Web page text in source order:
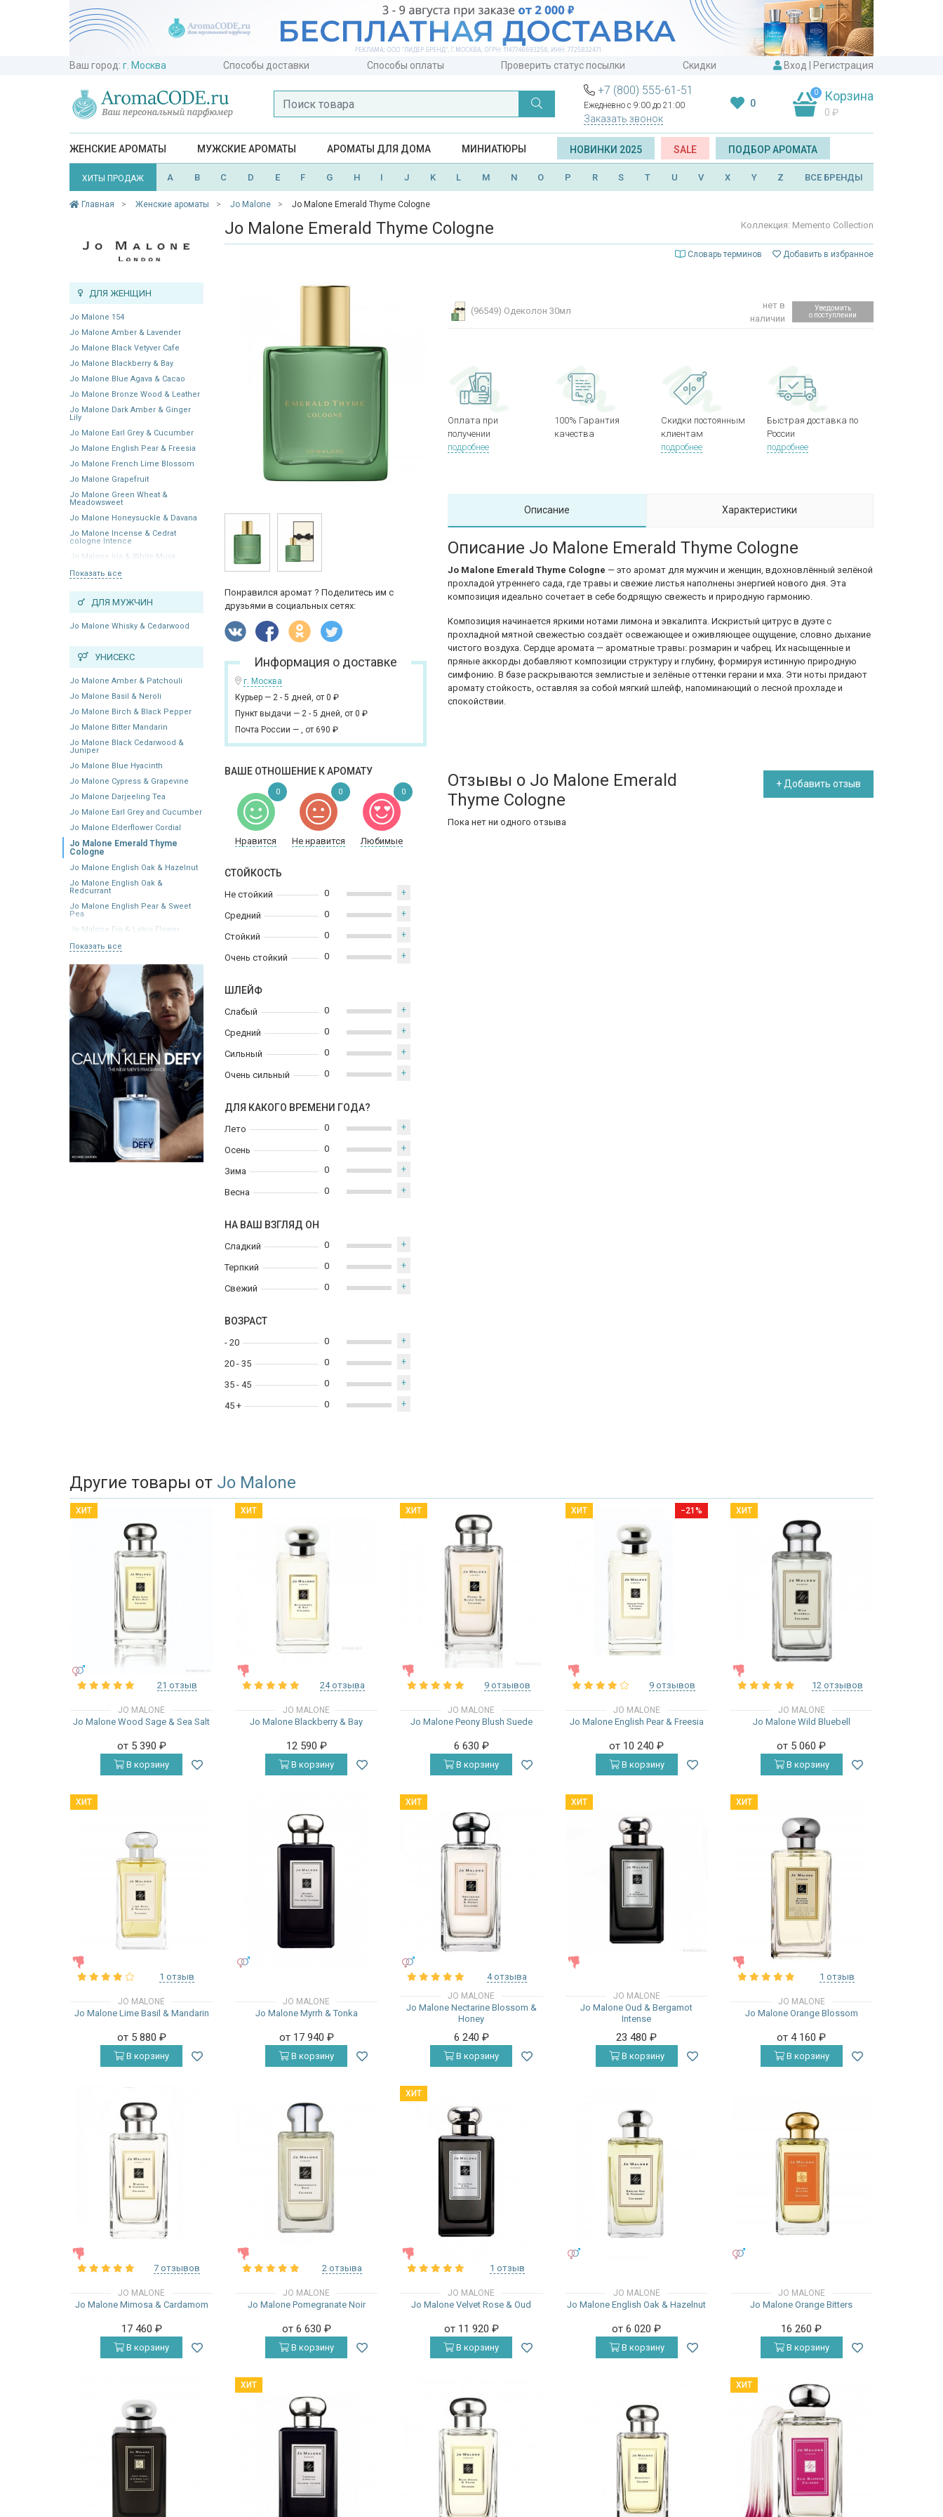
Ваш город: г. Москва Способы доставки Способы оплаты Проверить статус посылки Скидки Вход Регистрация
+7 (800) 555-61-51
Ежедневно с 9:00 до 21:00
Заказать звонок
0
0 Корзина
0 ₽
ЖЕНСКИЕ АРОМАТЫ МУЖСКИЕ АРОМАТЫ АРОМАТЫ ДЛЯ ДОМА МИНИАТЮРЫ НОВИНКИ 2025 SALE ПОДБОР АРОМАТА
ХИТЫ ПРОДАЖ A B C D E F G H I J K L M N O P R S T U V X Y Z ВСЕ БРЕНДЫ
Главная Женские ароматы Jo Malone Jo Malone Emerald Thyme Cologne
ДЛЯ ЖЕНЩИН
Jo Malone 154
Jo Malone Amber & Lavender
Jo Malone Black Vetyver Cafe
Jo Malone Blackberry & Bay
Jo Malone Blue Agava & Cacao
Jo Malone Bronze Wood & Leather
Jo Malone Dark Amber & Ginger
Lily
Jo Malone Earl Grey & Cucumber
Jo Malone English Pear & Freesia
Jo Malone French Lime Blossom
Jo Malone Grapefruit
Jo Malone Green Wheat &
Meadowsweet
Jo Malone Honeysuckle & Davana
Jo Malone Incense & Cedrat
cologne Intence
Jo Malone Iris & White Musk
Показать все
ДЛЯ МУЖЧИН
Jo Malone Whisky & Cedarwood
УНИСЕКС
Jo Malone Amber & Patchouli
Jo Malone Basil & Neroli
Jo Malone Birch & Black Pepper
Jo Malone Bitter Mandarin
Jo Malone Black Cedarwood &
Juniper
Jo Malone Blue Hyacinth
Jo Malone Cypress & Grapevine
Jo Malone Darjeeling Tea
Jo Malone Earl Grey and Cucumber
Jo Malone Elderflower Cordial
Jo Malone Emerald Thyme
Cologne
Jo Malone English Oak & Hazelnut
Jo Malone English Oak &
Redcurrant
Jo Malone English Pear & Sweet
Pea
Jo Malone Fig & Lotus Flower
Показать все
Коллекция: Memento Collection
Jo Malone Emerald Thyme Cologne
Словарь терминов Добавить в избранное
Понравился аромат ? Поделитесь им с
друзьями в социальных сетях:
Информация о доставке
г. Москва
Курьер — 2 - 5 дней, от 0 ₽
Пункт выдачи — 2 - 5 дней, от 0 ₽
Почта России — , от 690 ₽
ВАШЕ ОТНОШЕНИЕ К АРОМАТУ
Нравится Не нравится Любимые
0 0 0
СТОЙКОСТЬ
Не стойкий
Средний
Стойкий
Очень стойкий
0 +
0 +
0 +
0 +
ШЛЕЙФ
Слабый
Средний
Сильный
Очень сильный
0 +
0 +
0 +
0 +
ДЛЯ КАКОГО ВРЕМЕНИ ГОДА?
Лето
Осень
Зима
Весна
0 +
0 +
0 +
0 +
НА ВАШ ВЗГЛЯД ОН
Сладкий
Терпкий
Свежий
0 +
0 +
0 +
ВОЗРАСТ
- 20
20 - 35
35 - 45
45 +
0 +
0 +
0 +
0 +
(96549) Одеколон 30мл
нет в
наличии
Уведомить
о поступлении
Оплата при
получении
подробнее
100% Гарантия
качества
Скидки постоянным
клиентам
подробнее
Быстрая доставка по
России
подробнее
Описание Характеристики
Описание Jo Malone Emerald Thyme Cologne
Jo Malone Emerald Thyme Cologne — это аромат для мужчин и женщин, вдохновлённый зелёной
прохладой утреннего сада, где травы и свежие листья наполнены энергией нового дня. Эта
композиция идеально сочетает в себе бодрящую свежесть и природную гармонию.
Композиция начинается яркими нотами лимона и эвкалипта. Искристый цитрус в дуэте с
прохладной мятной свежестью создаёт освежающее и оживляющее ощущение, словно дыхание
чистого воздуха. Сердце аромата — ароматные травы: розмарин и чабрец. Их насыщенные и
пряные аккорды добавляют композиции структуру и глубину, формируя истинную природную
симфонию. В базе раскрываются землистые и зелёные оттенки герани и мха. Эти ноты придают
аромату стойкость, оставляя за собой мягкий шлейф, напоминающий о лесной прохладе и
спокойствии.
Отзывы о Jo Malone Emerald
Thyme Cologne
+ Добавить отзыв
Пока нет ни одного отзыва
Другие товары от Jo Malone
ХИТ
21 отзыв
JO MALONE
Jo Malone Wood Sage & Sea Salt
от 5 390 ₽
В корзину
ХИТ
24 отзыва
JO MALONE
Jo Malone Blackberry & Bay
12 590 ₽
В корзину
ХИТ
ЖЕНСКИЕ
9 отзывов
JO MALONE
Jo Malone Peony Blush Suede
6 630 ₽
В корзину
−21%
ХИТ
9 отзывов
JO MALONE
Jo Malone English Pear & Freesia
от 10 240₽
В корзину
ХИТ
12 отзывов
JO MALONE
Jo Malone Wild Bluebell
от 5 060₽
В корзину
ХИТ
1 отзыв
JO MALONE
Jo Malone Lime Basil & Mandarin
от 5 880 ₽
В корзину
JO MALONE
Jo Malone Myrrh & Tonka
от 17 940 ₽
В корзину
ХИТ
4 отзыва
JO MALONE
Jo Malone Nectarine Blossom &
Honey
6 240 ₽
В корзину
ХИТ
JO MALONE
Jo Malone Oud & Bergamot
Intense
23 480₽
В корзину
ХИТ
ЖЕНСКИЕ
1 отзыв
JO MALONE
Jo Malone Orange Blossom
от 4 160₽
В корзину
7 отзывов
JO MALONE
Jo Malone Mimosa & Cardamom
17 460 ₽
В корзину
2 отзыва
JO MALONE
Jo Malone Pomegranate Noir
от 6 630 ₽
В корзину
ХИТ
1 отзыв
JO MALONE
Jo Malone Velvet Rose & Oud
от 11 920 ₽
В корзину
JO MALONE
Jo Malone English Oak & Hazelnut
от 6 020₽
В корзину
JO MALONE
Jo Malone Orange Bitters
16 260₽
В корзину
ХИТ ХИТ